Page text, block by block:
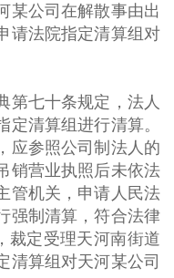
某公司在解散事由出
请法院指定清算组对
七十条规定，法人
清算组进行清算。
应参照公司制法人的
销营业执照后未依法
管机关，申请人民法
强制清算，符合法律
裁定受理天河南街道
清算组对天河某公司